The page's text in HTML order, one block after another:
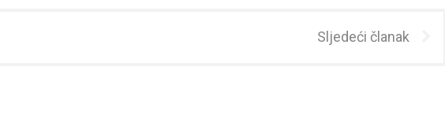
Sljedeći članak